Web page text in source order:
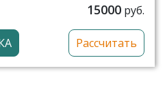
15000 руб.
Рассчитать